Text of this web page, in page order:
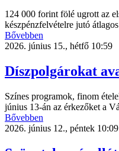
124 000 forint fölé ugrott az
készpénzfelvételre jutó
Bővebben
2026. június 15., hétfő 10:59
Díszpolgárokat
Színes programok, finom
június 13-án az érkezőket a
Bővebben
2026. június 12., péntek 10:09